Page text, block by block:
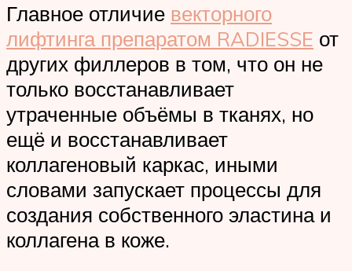
Главное отличие векторного
лифтинга препаратом RADIESSE от
других филлеров в том, что он не
только восстанавливает
утраченные объёмы в тканях, но
ещё и восстанавливает
коллагеновый каркас, иными
словами запускает процессы для
создания собственного эластина и
коллагена в коже.